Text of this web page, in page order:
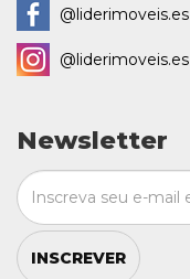
@liderimoveis.es
@liderimoveis.es
Newsletter
INSCREVER